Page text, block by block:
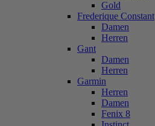
Gold
Frederique Constant
Damen
Herren
Gant
Damen
Herren
Garmin
Herren
Damen
Fenix 8